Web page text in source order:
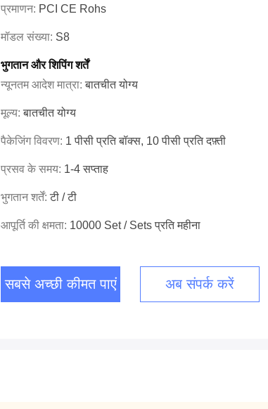
प्रमाणन: PCI CE Rohs
मॉडल संख्या: S8
भुगतान और शिपिंग शर्तें
न्यूनतम आदेश मात्रा:बातचीत योग्य
मूल्य:बातचीत योग्य
पैकेजिंग विवरण: 1 पीसी प्रति बॉक्स, 10 पीसी प्रति दफ़्ती
प्रसव के समय: 1-4 सप्ताह
भुगतान शर्तें:टी / टी
आपूर्ति की क्षमता: 10000 Set / Sets प्रति महीना
सबसे अच्छी कीमत पाएं अब संपर्क करें